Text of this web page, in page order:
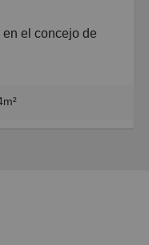
se distribuye
un baño y
en sala y
y baño, las